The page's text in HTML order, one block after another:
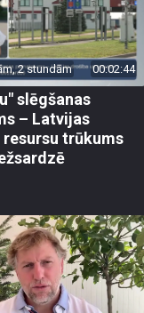
2 stundām 00:02:44
slēgšanas
– Latvijas
resursu trūkums